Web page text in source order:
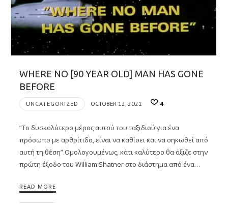
WHERE NO [90 YEAR OLD] MAN HAS GONE
BEFORE
UNCATEGORIZED OCTOBER 12, 2021 4
“Το δυσκολότερο μέρος αυτού του ταξιδιού για ένα
πρόσωπο με αρθρίτιδα, είναι να καθίσει και να σηκωθεί από
αυτή τη θέση”.Ομολογουμένως, κάτι καλύτερο θα άξιζε στην
πρώτη έξοδο του William Shatner στο διάστημα από ένα…
READ MORE